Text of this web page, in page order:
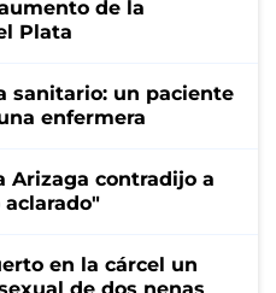
de la
Plata
sanitario: un paciente
enfermera
Arizaga contradijo a
aclarado"
en la cárcel un
de dos nenas